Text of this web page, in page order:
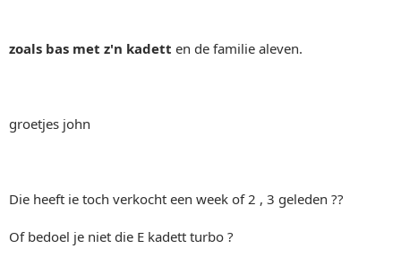
zoals bas met z'n kadett en de familie aleven.
groetjes john
Die heeft ie toch verkocht een week of 2 , 3 geleden ??
Of bedoel je niet die E kadett turbo ?